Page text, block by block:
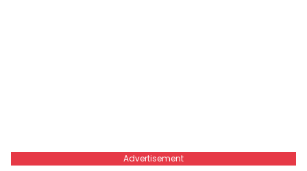
Advertisement